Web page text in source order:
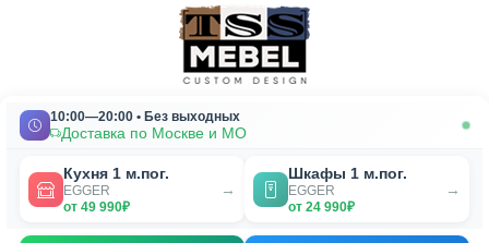
10:00—20:00 • Без выходных
Доставка по Москве и МО
Кухня 1 м.пог.
EGGER
от 49 990₽
→
Шкафы 1 м.пог.
EGGER
от 24 990₽
→